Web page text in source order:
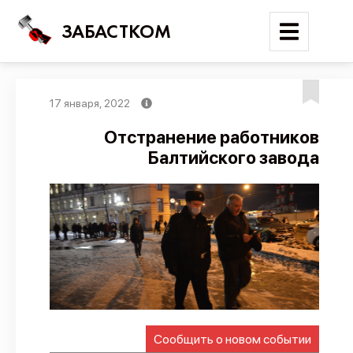
ЗАБАСТКОМ
Поиск
Новости
Карта событий
Трудовые конфликты
Отчеты
Предложить публикацию
API
17 января, 2022
Отстранение работников
Балтийского завода
Сообщить о новом событии